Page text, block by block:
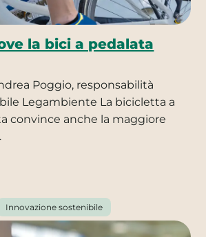
la bici a pedalata
Poggio, responsabilità
Legambiente La bicicletta a
convince anche la maggiore
Innovazione sostenibile